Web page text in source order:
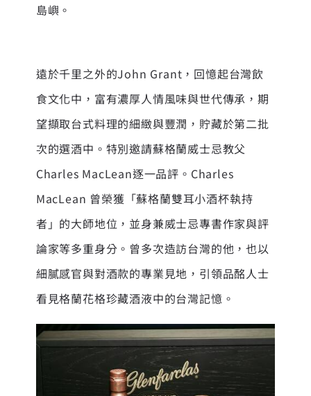
島嶼。
遠於千里之外的John Grant，回憶起台灣飲
食文化中，富有濃厚人情風味與世代傳承，期
望擷取台式料理的細緻與豐潤，貯藏於第二批
次的選酒中。特別邀請蘇格蘭威士忌教父
Charles MacLean逐一品評。Charles
MacLean 曾榮獲「蘇格蘭雙耳小酒杯執持
者」的大師地位，並身兼威士忌專書作家與評
論家等多重身分。曾多次造訪台灣的他，也以
細膩感官與對酒款的專業見地，引領品酩人士
看見格蘭花格珍藏酒液中的台灣記憶。